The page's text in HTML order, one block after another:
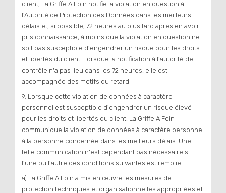
client, La Griffe A Foin notifie la violation en question à
l’Autorité de Protection des Données dans les meilleurs
délais et, si possible, 72 heures au plus tard après en avoir
pris connaissance, à moins que la violation en question ne
soit pas susceptible d'engendrer un risque pour les droits
et libertés du client. Lorsque la notification à l'autorité de
contrôle n'a pas lieu dans les 72 heures, elle est
accompagnée des motifs du retard.
9. Lorsque cette violation de données à caractère
personnel est susceptible d'engendrer un risque élevé
pour les droits et libertés du client, La Griffe A Foin
communique la violation de données à caractère personnel
à la personne concernée dans les meilleurs délais. Une
telle communication n'est cependant pas nécessaire si
l'une ou l'autre des conditions suivantes est remplie:
a) La Griffe A Foin a mis en œuvre les mesures de
protection techniques et organisationnelles appropriées et